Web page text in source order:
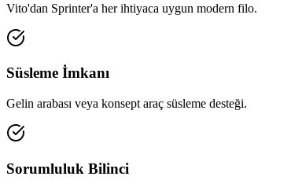
Vito'dan Sprinter'a her ihtiyaca uygun modern filo.
Süsleme İmkanı
Gelin arabası veya konsept araç süsleme desteği.
Sorumluluk Bilinci